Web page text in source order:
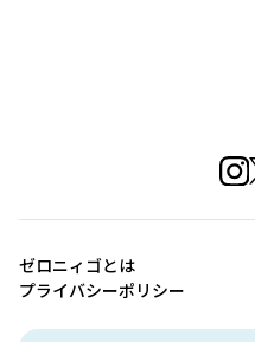
ゼロニィゴとは
プライバシーポリシー